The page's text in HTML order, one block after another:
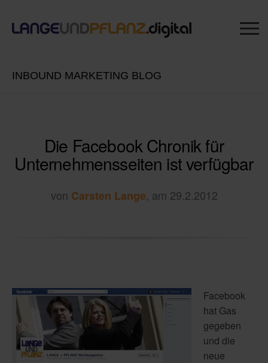
INBOUND MARKETING BLOG
Die Facebook Chronik für
Unternehmensseiten ist verfügbar
von Carsten Lange, am 29.2.2012
Facebook
hat Gas
gegeben
und die
neue